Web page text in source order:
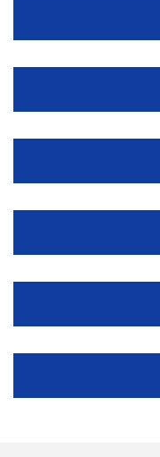
Ürün resmi
Ürün
Ürün
Ürün fiyatı
Bu ürüne